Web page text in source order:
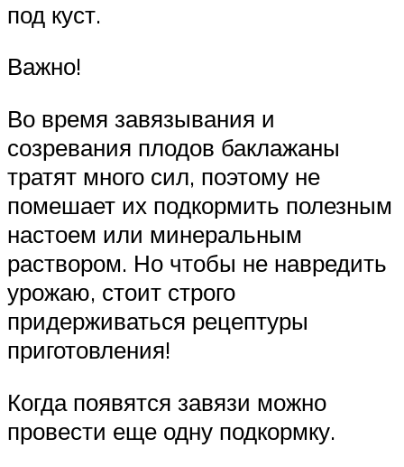
под куст.
Важно!
Во время завязывания и
созревания плодов баклажаны
тратят много сил, поэтому не
помешает их подкормить полезным
настоем или минеральным
раствором. Но чтобы не навредить
урожаю, стоит строго
придерживаться рецептуры
приготовления!
Когда появятся завязи можно
провести еще одну подкормку.